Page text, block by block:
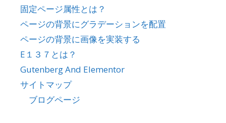
固定ページ属性とは？
ページの背景にグラデーションを配置
ページの背景に画像を実装する
E１３７とは？
Gutenberg And Elementor
サイトマップ
ブログページ